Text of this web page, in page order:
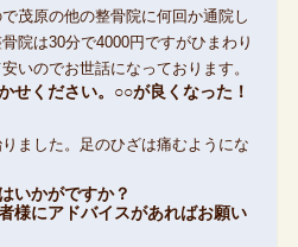
茂原の他の整骨院に何回か通院し
院は30分で4000円ですがひまわり
いのでお世話になっております。
せください。○○が良くなった！
ました。足のひざは痛むようにな
いかがですか？
様にアドバイスがあればお願い